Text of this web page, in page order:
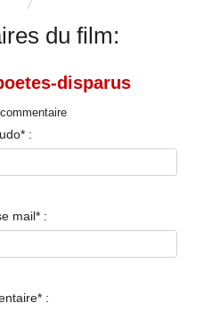
du film:
disparus
:
mail* :
: